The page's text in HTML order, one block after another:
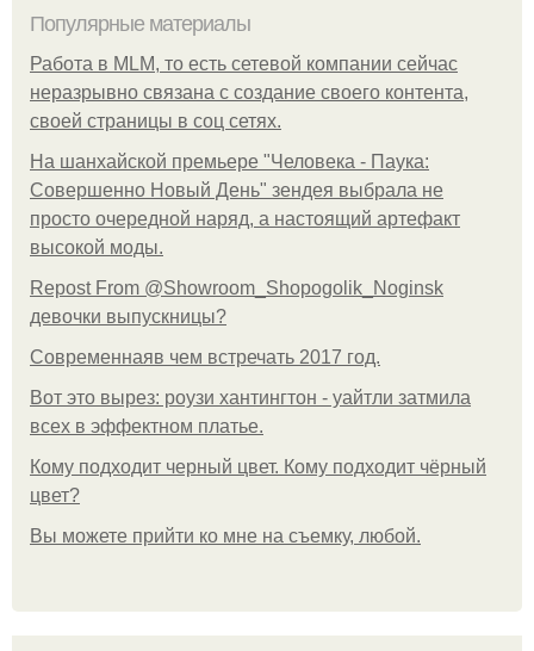
Популярные материалы
Работа в MLM, то есть сетевой компании сейчас
неразрывно связана с создание своего контента,
своей страницы в соц сетях.
На шанхайской премьере "Человека - Паука:
Совершенно Новый День" зендея выбрала не
просто очередной наряд, а настоящий артефакт
высокой моды.
Repost From @Showroom_Shopogolik_Noginsk
девочки выпускницы?
Современнаяв чем встречать 2017 год.
Вот это вырез: роузи хантингтон - уайтли затмила
всех в эффектном платьe.
Кому подходит черный цвет. Кому подходит чёрный
цвет?
Вы можете прийти ко мне на съемку, любой.